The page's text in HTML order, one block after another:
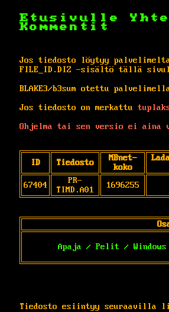
Etusivulle
Kommentit
Jos tiedosto löytyy
FILE_ID.DIZ -sisältö tällä
BLAKE3/b3sum otettu
Jos tiedosto on merkattu
Ohjelma tai sen versio ei aina
ID Tiedosto
MBnet-
koko
67404
PR-
TIMD.A01
1696255
Apaja / Pelit /
Tiedosto esiintyy seuraavilla